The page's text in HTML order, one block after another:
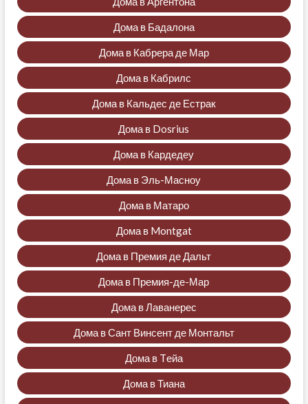
Дома в Бадалона
Дома в Кабрера де Мар
Дома в Кабрилс
Дома в Кальдес де Естрак
Дома в Dosrius
Дома в Кардедеу
Дома в Эль-Масноу
Дома в Матаро
Дома в Montgat
Дома в Премия де Дальт
Дома в Премия-де-Мар
Дома в Лаванерес
Дома в Сант Винсент де Монтальт
Дома в Tейа
Дома в Тиана